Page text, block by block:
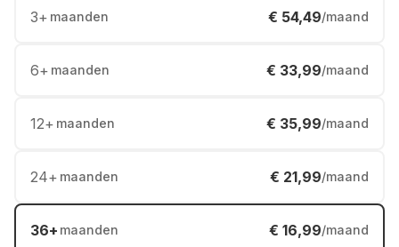
3+ maanden € 54,49/maand
6+ maanden € 33,99/maand
12+ maanden € 35,99/maand
24+ maanden € 21,99/maand
36+ maanden € 16,99/maand